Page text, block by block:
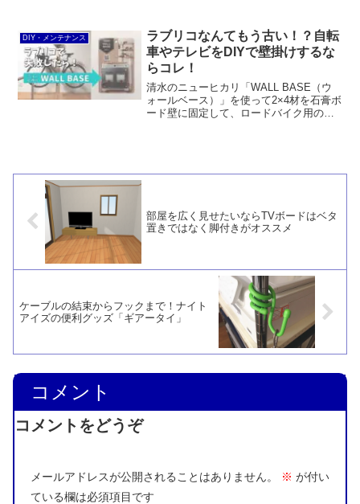
傷リスク、施工性、コストの3点で比較し
てみました。
DIY・メンテナンス
ラブリコなんてもう古い！？自転
車やテレビをDIYで壁掛けするな
らコレ！
清水のニューヒカリ「WALL BASE（ウ
ォールベース）」を使って2×4材を石膏ボ
ード壁に固定して、ロードバイク用のデ
部屋を広く見せたいならTVボードはベタ
置きではなく脚付きがオススメ
ケーブルの結束からフックまで！ナイト
アイズの便利グッズ「ギアータイ」
コメント
コメントをどうぞ
メールアドレスが公開されることはありません。 ※ が付い
ている欄は必須項目です